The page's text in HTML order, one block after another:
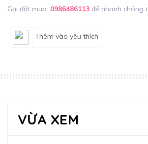
Gọi đặt mua: 0986486113 để nhanh chóng
Thêm vào yêu thích
VỪA XEM